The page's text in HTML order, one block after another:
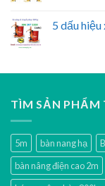
5 dấu hiệu
TÌM SẢN PHẨM
5m bàn nang hạ
bàn nâng điện cao 2m